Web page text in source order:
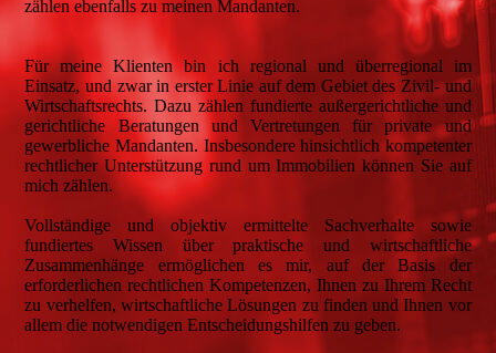
zählen ebenfalls zu meinen Mandanten.
Für meine Klienten bin ich regional und überregional im
Einsatz, und zwar in erster Linie auf dem Gebiet des Zivil- und
Wirtschaftsrechts. Dazu zählen fundierte außergerichtliche und
gerichtliche Beratungen und Vertretungen für private und
gewerbliche Mandanten. Insbesondere hinsichtlich kompetenter
rechtlicher Unterstützung rund um Immobilien können Sie auf
mich zählen.
Vollständige und objektiv ermittelte Sachverhalte sowie
fundiertes Wissen über praktische und wirtschaftliche
Zusammenhänge ermöglichen es mir, auf der Basis der
erforderlichen rechtlichen Kompetenzen, Ihnen zu Ihrem Recht
zu verhelfen, wirtschaftliche Lösungen zu finden und Ihnen vor
allem die notwendigen Entscheidungshilfen zu geben.